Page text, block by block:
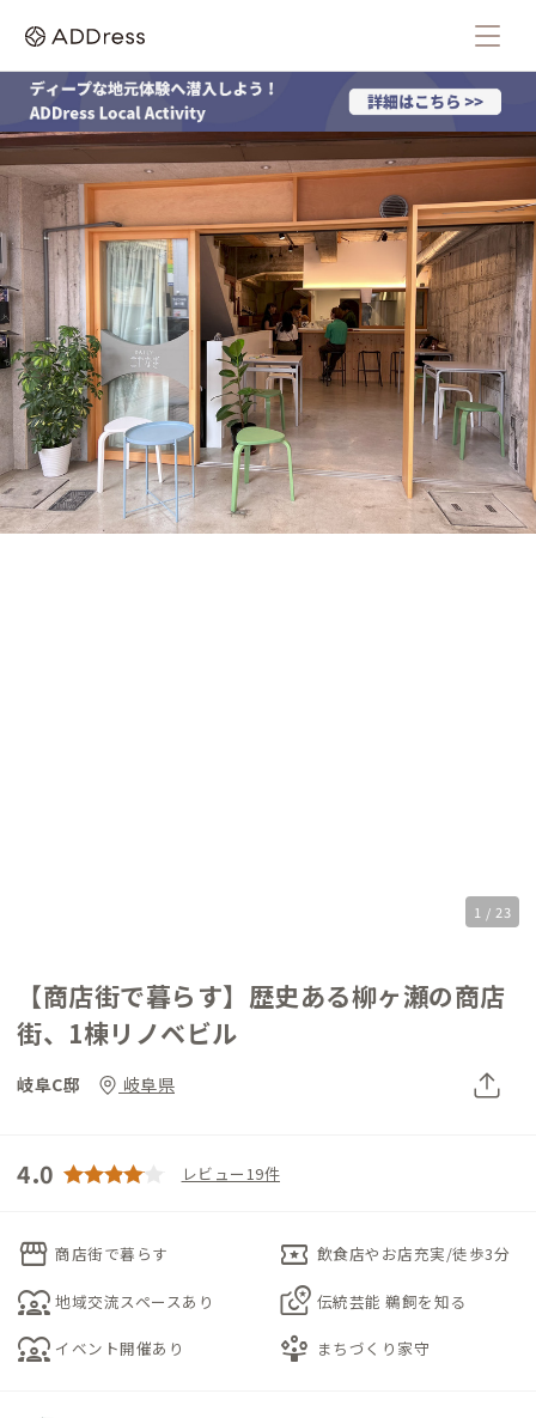
1 / 23
【商店街で暮らす】歴史ある柳ヶ瀬の商店
街、1棟リノベビル
岐阜C邸 岐阜県
4.0 レビュー19件
storefront 商店街で暮らす local_activity 飲食店やお店充実/徒歩3分
diversity_1 地域交流スペースあり local_see 伝統芸能 鵜飼を知る
diversity_1 イベント開催あり person_play まちづくり家守